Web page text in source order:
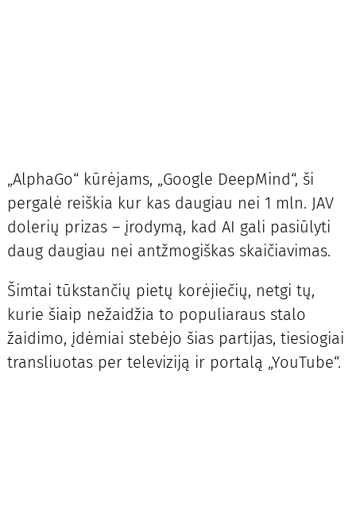
„AlphaGo“ kūrėjams, „Google DeepMind“, ši
pergalė reiškia kur kas daugiau nei 1 mln. JAV
dolerių prizas – įrodymą, kad AI gali pasiūlyti
daug daugiau nei antžmogiškas skaičiavimas.
Šimtai tūkstančių pietų korėjiečių, netgi tų,
kurie šiaip nežaidžia to populiaraus stalo
žaidimo, įdėmiai stebėjo šias partijas, tiesiogiai
transliuotas per televiziją ir portalą „YouTube“.